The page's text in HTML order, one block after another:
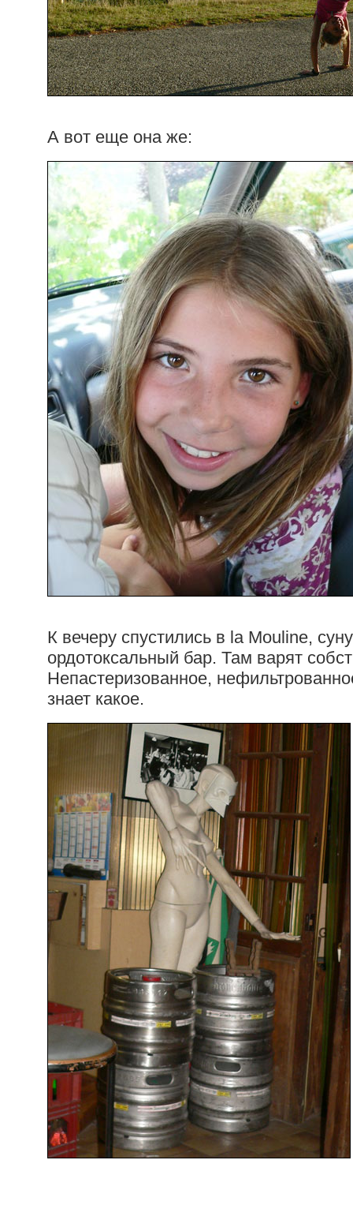
А вот еще она же:
К вечеру спустились в la Mouline,
ордотоксальный бар. Там варят
Непастеризованное,
знает какое.